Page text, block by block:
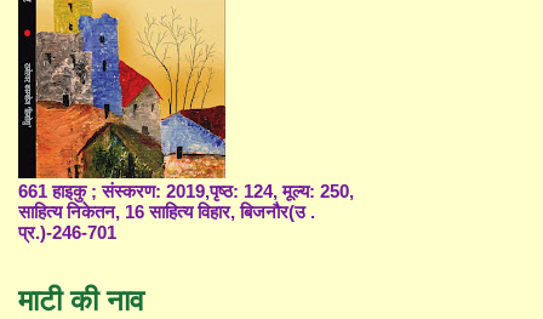
661 हाइकु ; संस्करण: 2019,पृष्ठ: 124, मूल्य: 250,
साहित्य निकेतन, 16 साहित्य विहार, बिजनौर(उ .
प्र.)-246-701
माटी की नाव